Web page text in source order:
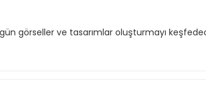
görseller ve tasarımlar oluşturmayı